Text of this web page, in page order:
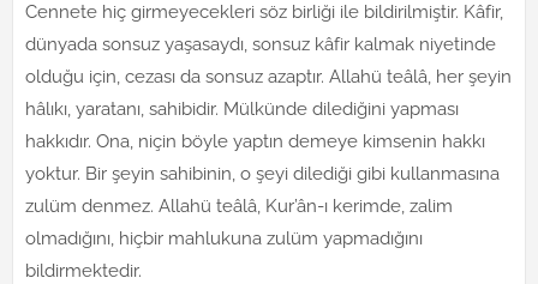
Cennete hiç girmeyecekleri söz birliği ile bildirilmiştir. Kâfir,
dünyada sonsuz yaşasaydı, sonsuz kâfir kalmak niyetinde
olduğu için, cezası da sonsuz azaptır. Allahü teâlâ, her şeyin
hâlıkı, yaratanı, sahibidir. Mülkünde dilediğini yapması
hakkıdır. Ona, niçin böyle yaptın demeye kimsenin hakkı
yoktur. Bir şeyin sahibinin, o şeyi dilediği gibi kullanmasına
zulüm denmez. Allahü teâlâ, Kur’ân-ı kerimde, zalim
olmadığını, hiçbir mahlukuna zulüm yapmadığını
bildirmektedir.